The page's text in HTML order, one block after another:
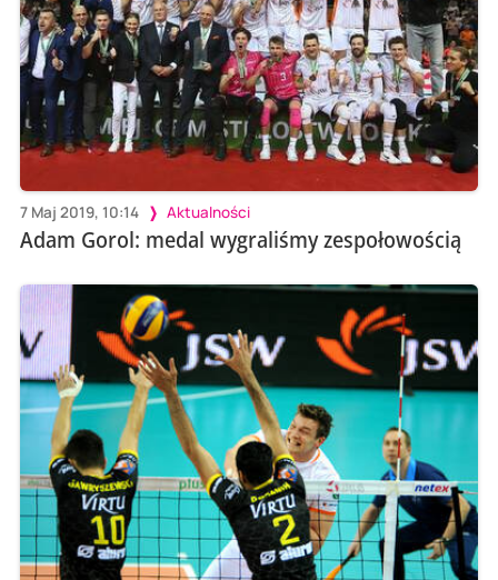
7 Maj 2019, 10:14 Aktualności
Adam Gorol: medal wygraliśmy zespołowością